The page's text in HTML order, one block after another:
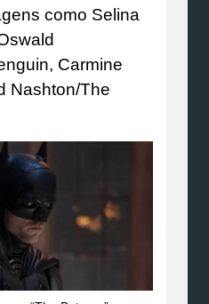
como Selina
Carmine
Nashton/The